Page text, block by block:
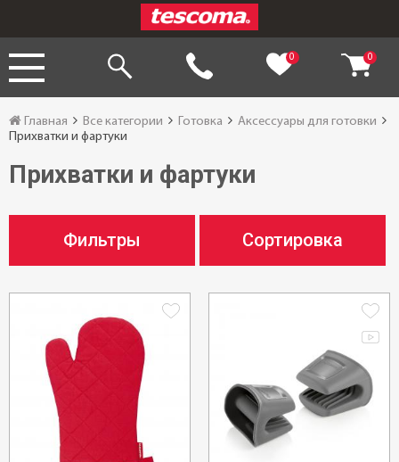
0 0
Главная Все категории Готовка
Аксессуары для готовки
Прихватки и фартуки
Прихватки и фартуки
Фильтры Сортировка